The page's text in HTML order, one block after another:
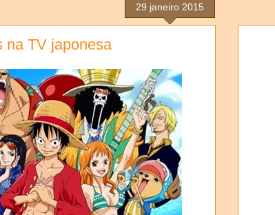
29 janeiro 2015
na TV japonesa